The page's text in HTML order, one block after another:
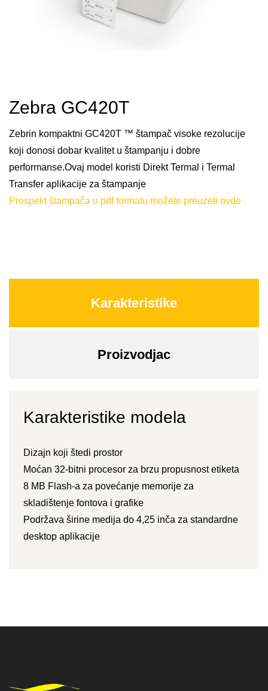
Zebra GC420T
Zebrin kompaktni GC420T ™ štampač visoke rezolucije
koji donosi dobar kvalitet u štampanju i dobre
performanse.Ovaj model koristi Direkt Termal i Termal
Transfer aplikacije za štampanje
Prospekt štampača u pdf formatu možete preuzeti ovde
Karakteristike
Proizvodjac
Karakteristike modela
Dizajn koji štedi prostor
Moćan 32-bitni procesor za brzu propusnost etiketa
8 MB Flash-a za povećanje memorije za
skladištenje fontova i grafike
Podržava širine medija do 4,25 inča za standardne
desktop aplikacije